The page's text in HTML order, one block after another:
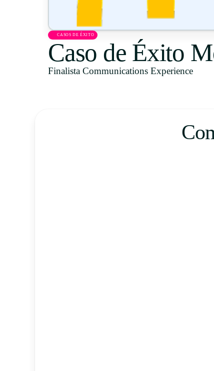
CASOS DE ÉXITO
Caso de Éxito
Finalista Communications Experience